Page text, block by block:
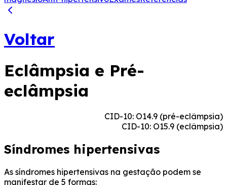
Voltar
Eclâmpsia e Pré-
eclâmpsia
CID-10: O14.9 (pré-eclâmpsia)
CID-10: O15.9 (eclâmpsia)
Síndromes hipertensivas
As síndromes hipertensivas na gestação podem se
manifestar de 5 formas: